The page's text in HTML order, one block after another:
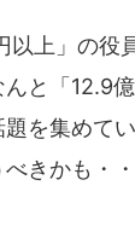
以上」の役
と「12.9
を集めて
きかも・